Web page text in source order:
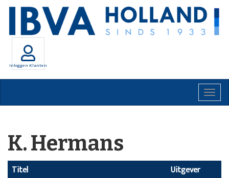
Inloggen Klanten
K. Hermans
Titel
Uitgever